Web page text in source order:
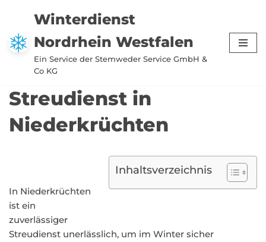
Zum
Inhalt
springen
Winterdienst
Nordrhein Westfalen
Ein Service der Stemweder Service GmbH &
Co KG
Streudienst in
Niederkrüchten
Inhaltsverzeichnis
In Niederkrüchten
ist ein
zuverlässiger
Streudienst unerlässlich, um im Winter sicher